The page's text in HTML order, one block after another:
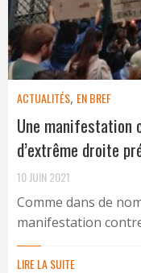
ACTUALITÉS, EN BREF
Une manifestation
d’extrême droite
10 JUIN 2021
Comme dans de
manifestation
LIRE LA SUITE